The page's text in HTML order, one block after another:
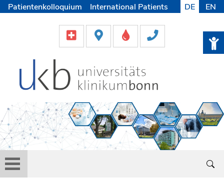
Patientenkolloquium
International Patients
Helfen & Spenden
Medien
DE EN